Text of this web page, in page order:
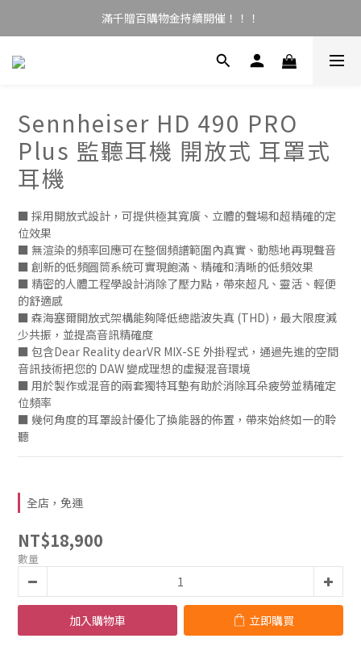
滿千贈百購物金持續開催！！！
Sennheiser HD 490 PRO
Plus 監聽耳機 開放式 耳罩式
耳機
■ 採用開放式設計，可提供極其寬廣、立體的聲場和超精確的定
位效果
■ 無渲染的頻率回應可在整個頻譜範圍內真實、動態地再現聲音
■ 創新的低頻圓筒系統可實現飽滿、精確和清晰的低頻效果
■ 精密的人體工程學設計消除了壓力點，帶來超凡、靈活、輕便
的舒適感
■ 森海塞爾開放式架構能夠降低總諧波失真 (THD)，最大限度減
少共振，並提高音訊精確度
■ 包含Dear Reality dearVR MIX-SE 外掛程式，通過先進的空間
音訊技術把您的 DAW 變成理想的虛擬混音環境
■ 用於製作或混音的兩套獨特耳墊有助於消除耳朵疲勞並精確定
位頻率
■ 幾何角度的耳罩設計優化了換能器的佈置，帶來始終如一的聆
聽
全店，免運
NT$18,900
數量
加入購物車 立即購買